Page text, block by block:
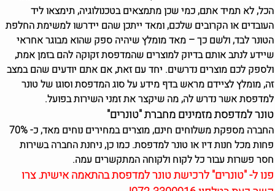
הכל, לא תמיד אתם, כמי שכן מתמצאים בטכנולוגיה, תימצאו ליד
העובדים או הקרובים שלכם, ומאד ייתכן שהם יידרשו למשימת החלפת
הטונר לבד, ולשם כך – מאד מומלץ שיהיה ספק שהוא מבוגר אחראי
שיידע לנתב אותם בדיוק למוצרים שהמדפסת זקוקה להם בזמן אמת,
ולספק לכם מוצרים נדרשים. יחד עם זאת, אם אתם יודעים שהם במצב
זה, מומלץ לציידם מראש בדף מידע על סוג המדפסת וסוגו של טונר
למדפסת אשר נדרש לה, מה שיקצר את זמני השירות בפועל.
טונר למדפסת מזמינים מחברת "טונרים"
החברה מספקת משלוחים חינם, מוצרים במחירים נוחים מאד, כ- 70%
פחות מכל חנות דיו או טונר למדפסת. כמו כן, ניחנת החברה בשירות
חסר פשרות עבור כל לקוח ולקוחה המתקשרים עמה.
פנו ל- "טונרים" לרכישת טונר למדפסת בהתאמה אישית. צרו